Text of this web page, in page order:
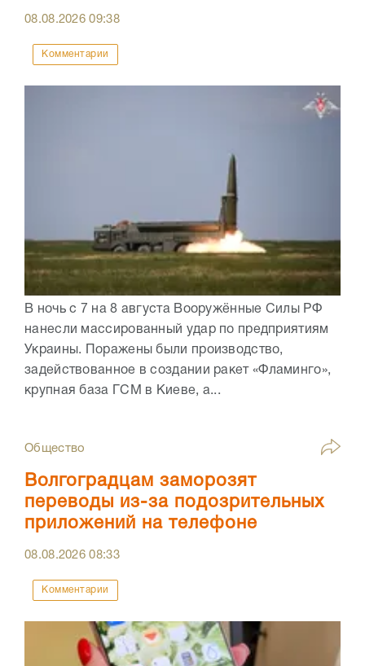
08.08.202609:38
Комментарии
В ночь с 7 на 8 августа Вооружённые Силы РФ
нанесли массированный удар по предприятиям
Украины. Поражены были производство,
задействованное в создании ракет «Фламинго»,
крупная база ГСМ в Киеве, а...
Общество
Волгоградцам заморозят
переводы из-за подозрительных
приложений на телефоне
08.08.202608:33
Комментарии